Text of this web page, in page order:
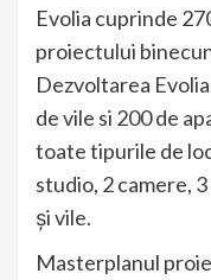
Evolia cuprinde
proiectului
Dezvoltarea
de vile si 200 de
toate tipurile de
studio, 2 camere,
și vile.
Masterplanul